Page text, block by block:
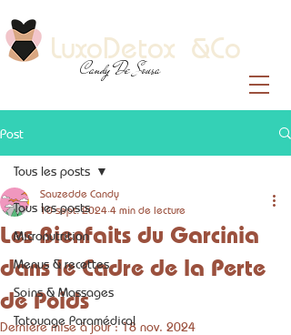
Candy De Sousa
LuxoDetox &Co
Post
Tous les posts
Micronutrition
Menus & recettes
Soins & Massages
Tatouage Paramédical
Tous les posts
Les Bienfaits du Garcinia
dans le Cadre de la Perte
de Poids
Sauzedde Candy
10 sept. 2024 4 min de lecture
Dernière mise à jour :18 nov. 2024